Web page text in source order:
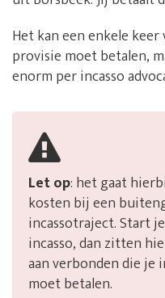
Het kan een enkele
provisie moet betalen,
enorm per incasso
Let op: het gaat
kosten bij een
incassotraject. Start
incasso, dan zitten
aan verbonden die je
moet betalen.